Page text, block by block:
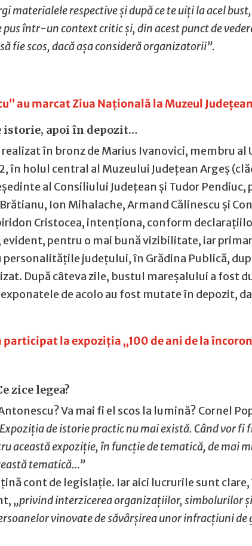
materialele respective și după ce te uiți la acel
într-un context critic și, din acest punct de
fie scos, dacă așa consideră organizatorii”.
au marcat Ziua Națională la Muzeul
istorie, apoi în depozit…
în bronz de Marius Ivanovici, membru
în holul central al Muzeului Județean Argeș
al Consiliului Județean şi Tudor Pendiuc,
Ion Mihalache, Armand Călinescu şi
Cristocea, intenționa, conform
pentru o mai bună vizibilitate, iar
judeţului, în Grădina Publică,
După câteva zile, bustul mareșalului a fost
de acolo au fost mutate în depozit,
participat la expoziția „100 de ani de la
zice legea?
Va mai fi el scos la lumină? Cornel
de istorie practic nu mai există. Când vor
această expoziție, în funcție de tematică, de mai
tematică…”
cont de legislație. Iar aici lucrurile sunt
„privind interzicerea organizațiilor, simbolurilor
vinovate de săvârșirea unor infracțiuni